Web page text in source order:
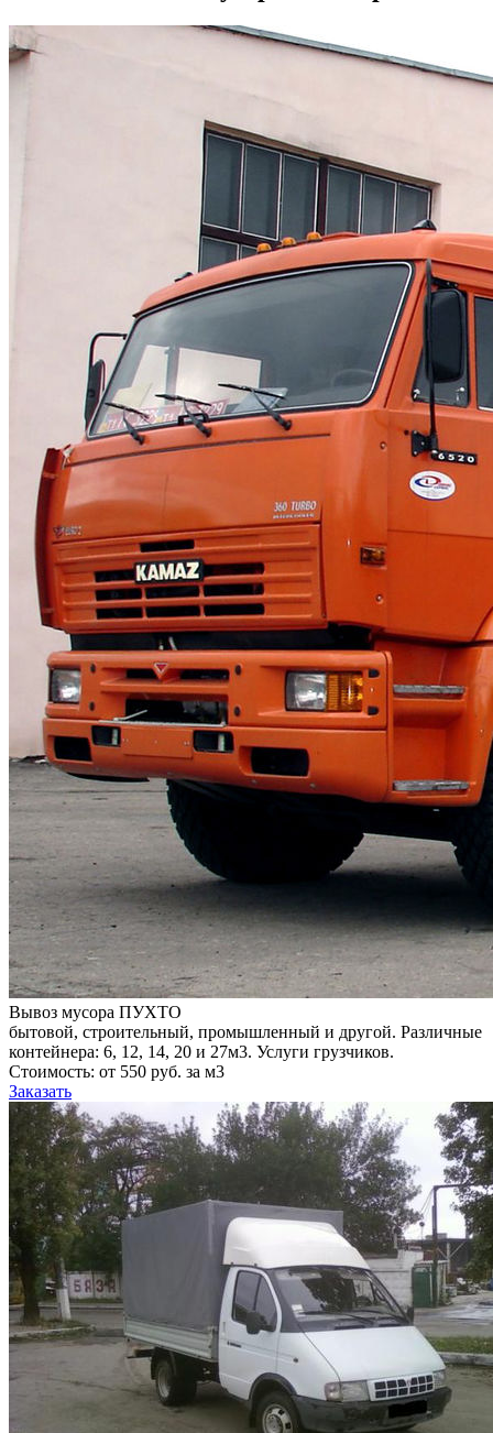
Вывоз мусора ПУХТО
бытовой, строительный, промышленный и другой. Различные
контейнера: 6, 12, 14, 20 и 27м3. Услуги грузчиков.
Стоимость: от 550 руб. за м3
Заказать